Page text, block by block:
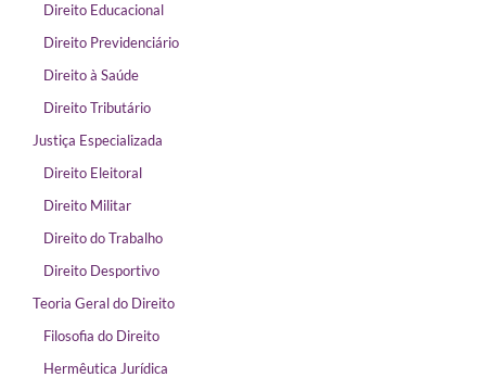
Direito Educacional
Direito Previdenciário
Direito à Saúde
Direito Tributário
Justiça Especializada
Direito Eleitoral
Direito Militar
Direito do Trabalho
Direito Desportivo
Teoria Geral do Direito
Filosofia do Direito
Hermêutica Jurídica